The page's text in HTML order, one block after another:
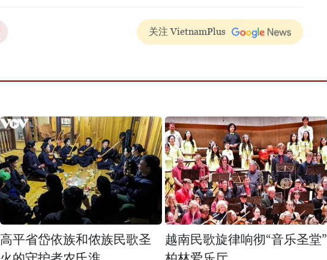
关注 VietnamPlus
高平省岱依族和侬族民歌圣
越南民歌旋律响彻“音乐圣堂”